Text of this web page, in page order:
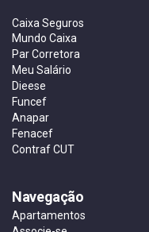
Caixa Seguros
Mundo Caixa
Par Corretora
Meu Salário
Dieese
Funcef
Anapar
Fenacef
Contraf CUT
Navegação
Apartamentos